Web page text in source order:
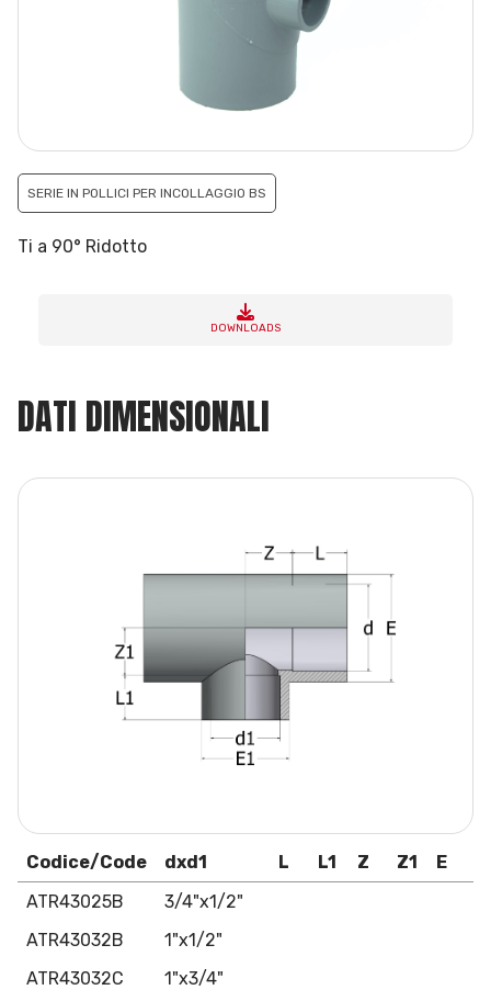
SERIE IN POLLICI PER INCOLLAGGIO BS
Ti a 90° Ridotto
DOWNLOADS
DATI DIMENSIONALI
Codice/Code dxd1 L L1 Z Z1 E
ATR43025B
3/4"x1/2"
ATR43032B
1"x1/2"
ATR43032C
1"x3/4"